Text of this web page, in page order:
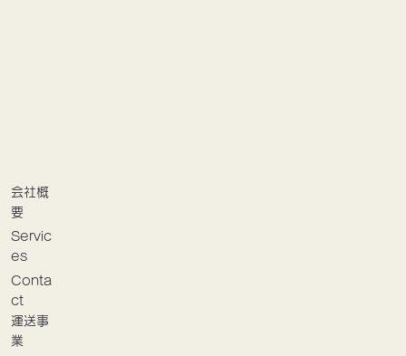
会社概
要
Servic
es
Conta
ct
運送事
業